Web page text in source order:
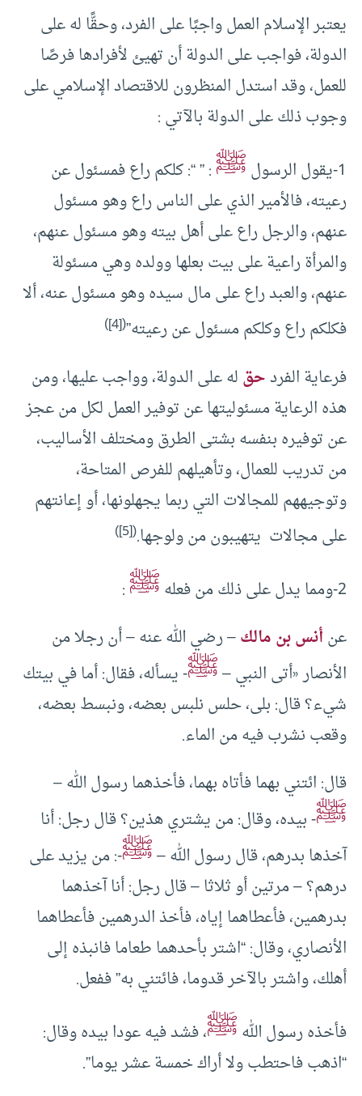
يعتبر الإسلام العمل واجبًا على الفرد، وحقًّا له على
الدولة، فواجب على الدولة أن تهيئ لأفرادها فرصًا
للعمل، وقد استدل المنظرون للاقتصاد الإسلامي على
وجوب ذلك على الدولة بالآتي :
1-يقول الرسول
ﷺ: ” “: كلكم راع فمسئول عن
رعيته، فالأمير الذي على الناس راع وهو مسئول
عنهم، والرجل راع على أهل بيته وهو مسئول عنهم،
والمرأة راعية على بيت بعلها وولده وهي مسئولة
عنهم، والعبد راع على مال سيده وهو مسئول عنه، ألا
فكلكم راع وكلكم مسئول عن رعيته”(
[4]
)
فرعاية الفردحقله على الدولة، وواجب عليها، ومن
هذه الرعاية مسئوليتها عن توفير العمل لكل من عجز
عن توفيره بنفسه بشتى الطرق ومختلف الأساليب،
من تدريب للعمال، وتأهيلهم للفرص المتاحة،
وتوجيههم للمجالات التي ربما يجهلونها، أو إعانتهم
على مجالات يتهيبون من ولوجها.(
[5]
)
2-ومما يدل على ذلك من فعله ﷺ:
عنأنس بن مالك– رضي الله عنه – أن رجلا من
الأنصار «أتى النبي –ﷺ- يسأله، فقال: أما في بيتك
شيء؟ قال: بلى، حلس نلبس بعضه، ونبسط بعضه،
وقعب نشرب فيه من الماء.
قال: ائتني بهما فأتاه بهما، فأخذهما رسول الله –
ﷺ- بيده، وقال: من يشتري هذين؟ قال رجل: أنا
آخذها بدرهم، قال رسول الله –ﷺ-: من يزيد على
درهم؟ – مرتين أو ثلاثا – قال رجل: أنا آخذهما
بدرهمين، فأعطاهما إياه، فأخذ الدرهمين فأعطاهما
الأنصاري، وقال: “اشتر بأحدهما طعاما فانبذه إلى
أهلك، واشتر بالآخر قدوما، فائتني به” ففعل.
فأخذه رسول اللهﷺ، فشد فيه عودا بيده وقال:
“اذهب فاحتطب ولا أراك خمسة عشر يوما”.